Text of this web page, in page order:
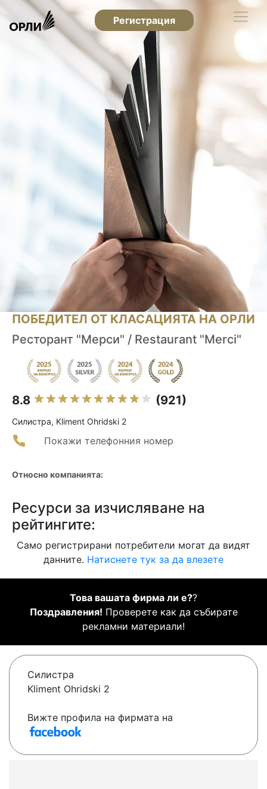
Регистрация
ПОБЕДИТЕЛ ОТ КЛАСАЦИЯТА НА ОРЛИ
Ресторант "Мерси" / Restaurant "Merci"
8.8 (921)
Силистра, Kliment Ohridski 2
Покажи телефонния номер
Относно компанията:
Ресурси за изчисляване на
рейтингите:
Само регистрирани потребители могат да видят
данните. Натиснете тук за да влезете
Това вашата фирма ли е??
Поздравления! Проверете как да събирате
рекламни материали!
Силистра
Kliment Ohridski 2
Вижте профила на фирмата на